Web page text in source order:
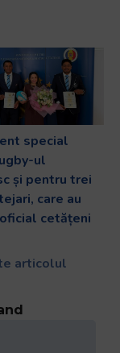
special
ul
și pentru trei
care au
cetățeni
articolul